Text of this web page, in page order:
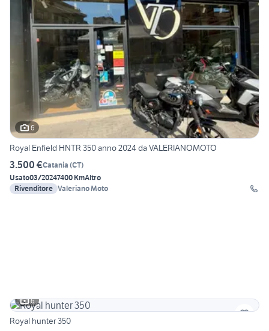
6
Royal Enfield HNTR 350 anno 2024 da VALERIANOMOTO
3.500 €Catania (CT)
Usato03/20247400 KmAltro
Rivenditore Valeriano Moto
6
Royal hunter 350